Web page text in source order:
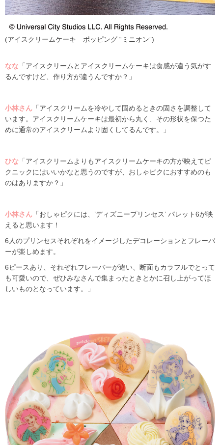
(アイスクリームケーキ ポッピング “ミニオン”)
なな 「アイスクリームとアイスクリームケーキは食感が違う気がす
るんですけど、作り方が違うんですか？」
小林さん 「アイスクリームを冷やして固めるときの固さを調整して
います。アイスクリームケーキは最初から丸く、その形状を保つた
めに通常のアイスクリームより固くしてるんです。」
ひな 「アイスクリームよりもアイスクリームケーキの方が映えてピ
クニックにはいいかなと思うのですが、おしゃピクにおすすめのも
のはありますか？」
小林さん 「おしゃピクには、’ディズニープリンセス’ パレット6が映
えると思います！
6人のプリンセスそれぞれをイメージしたデコレーションとフレーバ
ーが楽しめます。
6ピースあり、それぞれフレーバーが違い、断面もカラフルでとって
も可愛いので、ぜひみなさんで集まったときとかに召し上がってほ
しいものとなっています。」